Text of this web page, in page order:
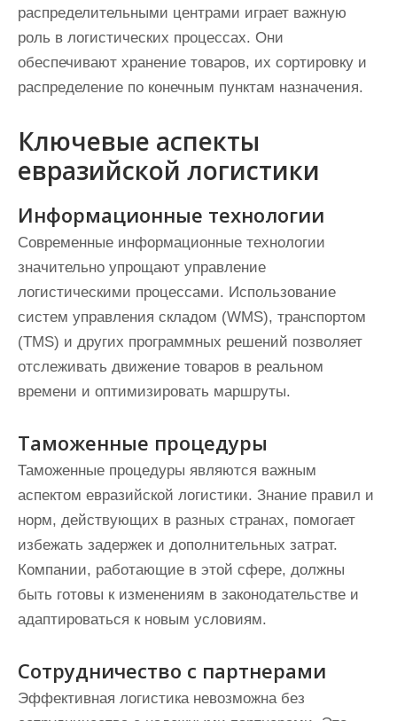
распределительными центрами играет важную
роль в логистических процессах. Они
обеспечивают хранение товаров, их сортировку и
распределение по конечным пунктам назначения.
Ключевые аспекты
евразийской логистики
Информационные технологии
Современные информационные технологии
значительно упрощают управление
логистическими процессами. Использование
систем управления складом (WMS), транспортом
(TMS) и других программных решений позволяет
отслеживать движение товаров в реальном
времени и оптимизировать маршруты.
Таможенные процедуры
Таможенные процедуры являются важным
аспектом евразийской логистики. Знание правил и
норм, действующих в разных странах, помогает
избежать задержек и дополнительных затрат.
Компании, работающие в этой сфере, должны
быть готовы к изменениям в законодательстве и
адаптироваться к новым условиям.
Сотрудничество с партнерами
Эффективная логистика невозможна без